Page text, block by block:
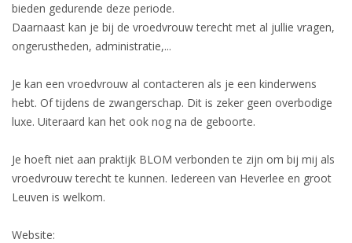
bieden gedurende deze periode.
Daarnaast kan je bij de vroedvrouw terecht met al jullie vragen,
ongerustheden, administratie,...
Je kan een vroedvrouw al contacteren als je een kinderwens
hebt. Of tijdens de zwangerschap. Dit is zeker geen overbodige
luxe. Uiteraard kan het ook nog na de geboorte.
Je hoeft niet aan praktijk BLOM verbonden te zijn om bij mij als
vroedvrouw terecht te kunnen. Iedereen van Heverlee en groot
Leuven is welkom.
Website: